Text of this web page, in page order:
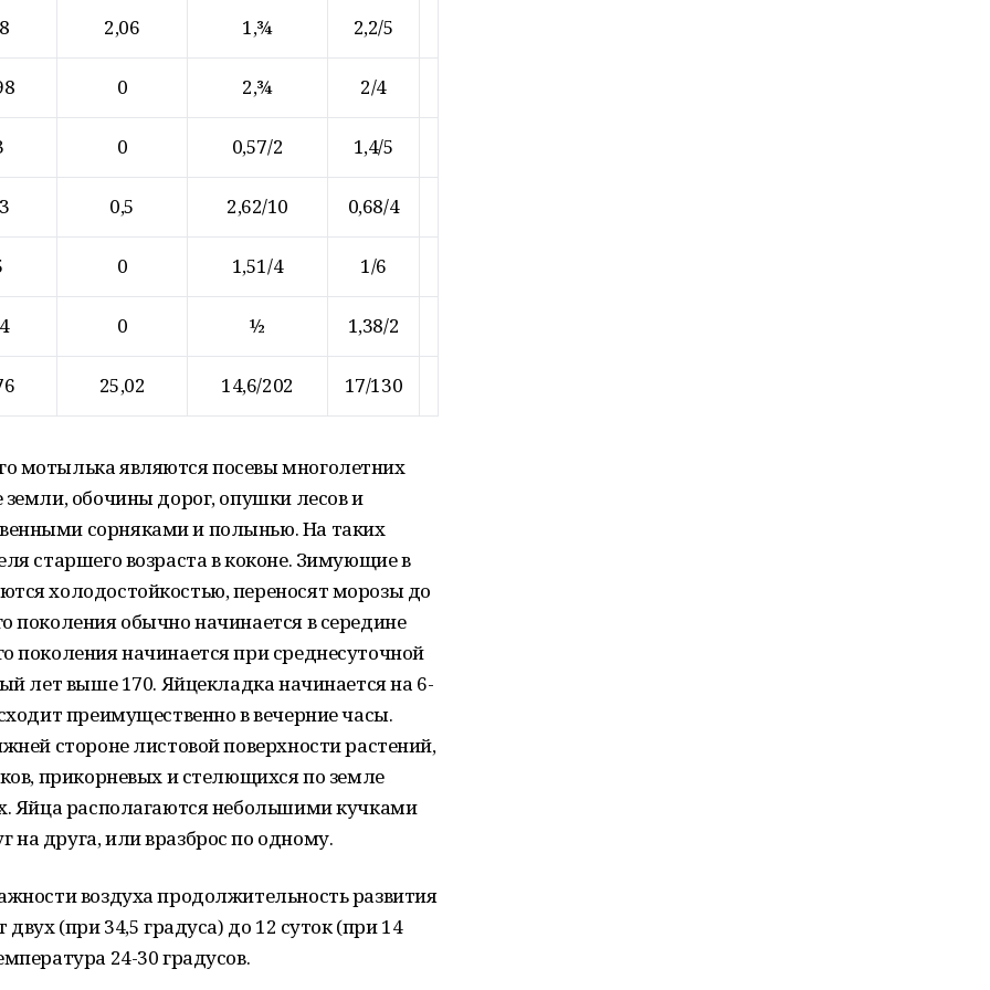
2,06 1,¾ 2,2/5
0 2,¾ 2/4
0 0,57/2 1,4/5
0,5 2,62/10 0,68/4
0 1,51/4 1/6
0 ½ 1,38/2
25,02 14,6/202 17/130
мотылька являются посевы многолетних
обочины дорог, опушки лесов и
сорняками и полынью. На таких
старшего возраста в коконе. Зимующие в
холодостойкостью, переносят морозы до
поколения обычно начинается в середине
поколения начинается при среднесуточной
лет выше 170. Яйцекладка начинается на 6-
преимущественно в вечерние часы.
стороне листовой поверхности растений,
прикорневых и стелющихся по земле
Яйца располагаются небольшими кучками
друга, или вразброс по одному.
воздуха продолжительность развития
(при 34,5 градуса) до 12 суток (при 14
24-30 градусов.